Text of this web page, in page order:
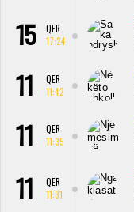
15
QER
17:24
11
QER
11:42
11
QER
11:35
11
QER
11:31